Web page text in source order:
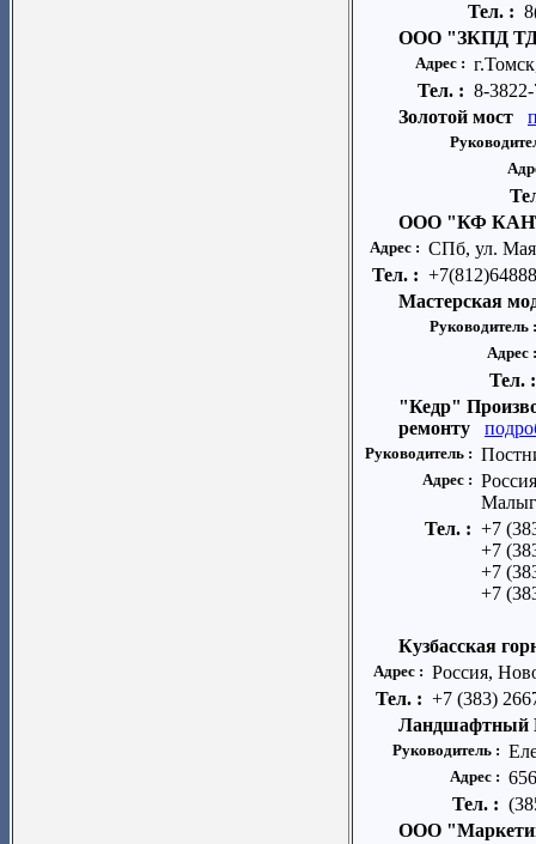
Тел. :
ООО "ЗКПД
Адрес :
Тел. : 8-
Золотой мост
OOO "КФ
Адрес : СПб, ул.
Тел. :
Мастерская
Руководитель
Адрес
Тел.
"Кедр"
ремонту
Руководитель :
Адрес :
Тел. : +7
+7
+7
+7
Кузбасская
Адрес : Россия,
Тел. : +7 (383)
Ландшафтный
Руководитель :
Адрес :
Тел. :
ООО